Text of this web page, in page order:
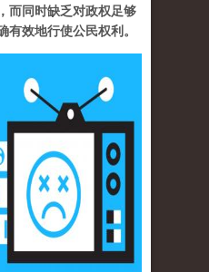
而同时缺乏对政权足够
有效地行使公民权利。